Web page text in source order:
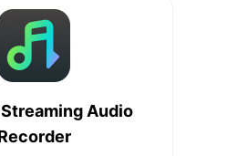
Streaming Audio